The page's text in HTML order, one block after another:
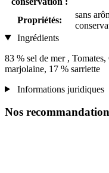
Propriétés:
sans
Ingrédients
83 % sel de mer ,
marjolaine, 17 % sarriette
Informations juridiques
Nos